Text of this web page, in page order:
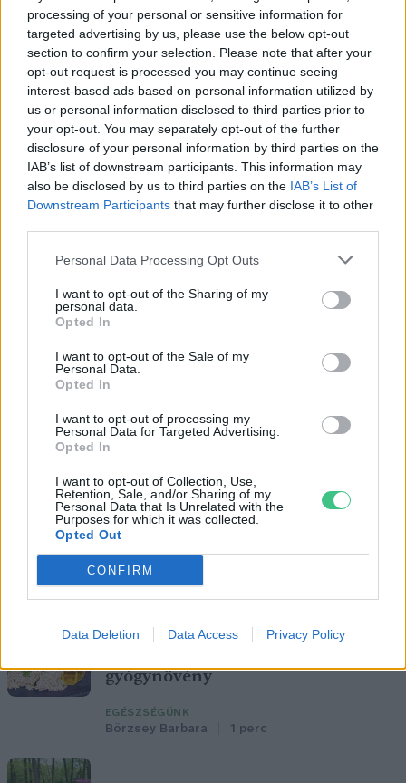
processing of your personal or sensitive information for
targeted advertising by us, please use the below opt-out
section to confirm your selection. Please note that after your
opt-out request is processed you may continue seeing
interest-based ads based on personal information utilized by
us or personal information disclosed to third parties prior to
your opt-out. You may separately opt-out of the further
disclosure of your personal information by third parties on the
IAB’s list of downstream participants. This information may
also be disclosed by us to third parties on the IAB’s List of
Downstream Participants that may further disclose it to other
Personal Data Processing Opt Outs
I want to opt-out of the Sharing of my
personal data.
Opted In
I want to opt-out of the Sale of my
Personal Data.
Opted In
I want to opt-out of processing my
Personal Data for Targeted Advertising.
Opted In
I want to opt-out of Collection, Use,
Retention, Sale, and/or Sharing of my
Personal Data that Is Unrelated with the
Purposes for which it was collected.
Opted Out
CONFIRM
Data Deletion Data Access Privacy Policy
Még Paks kiesését is áthidalhatná a
megfelelő energiatárolás
Vitorlavirág – Így lesz gyönyörű a te
lakásodban is
ÉLŐ BOLYGÓNK
Lonkay Márta
gyógynövény
EGÉSZSÉGÜNK
Börzsey Barbara 1 perc